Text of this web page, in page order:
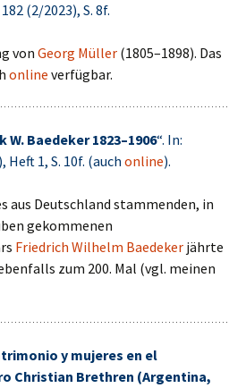
182 (2/2023), S. 8f.
von Georg Müller (1805–1898). Das
online verfügbar.
W. Baedeker 1823–1906“. In:
Heft 1, S. 10f. (auch online).
aus Deutschland stammenden, in
gekommenen
Friedrich Wilhelm Baedeker jährte
zum 200. Mal (vgl. meinen
y mujeres en el
Christian Brethren (Argentina,